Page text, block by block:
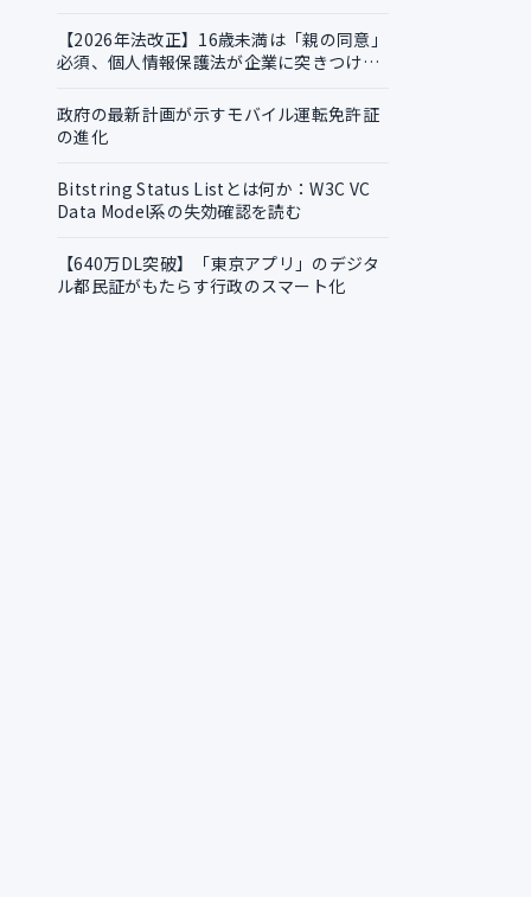
【2026年法改正】16歳未満は「親の同意」
必須、個人情報保護法が企業に突きつける
政府の最新計画が示すモバイル運転免許証
の進化
Bitstring Status Listとは何か：W3C VC
Data Model系の失効確認を読む
【640万DL突破】「東京アプリ」のデジタ
ル都民証がもたらす行政のスマート化